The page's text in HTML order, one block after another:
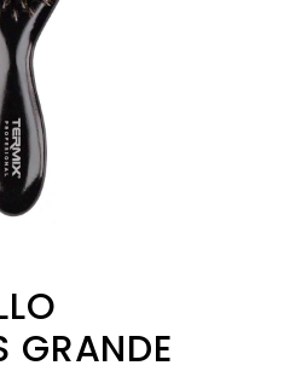
GRANDE